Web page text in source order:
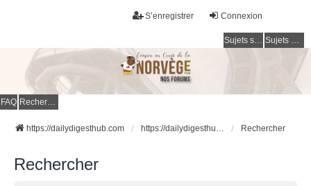
Connexion
S’enregistrer
Sujets sans réponse Sujets actifs
FAQ Rechercher
https://dailydigesthub.com https://dailydigesthub.com Rechercher
Rechercher